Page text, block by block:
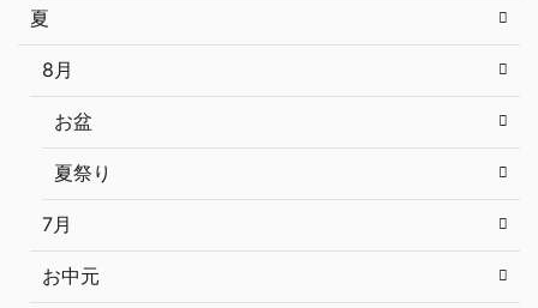
夏
8月
お盆
夏祭り
7月
お中元